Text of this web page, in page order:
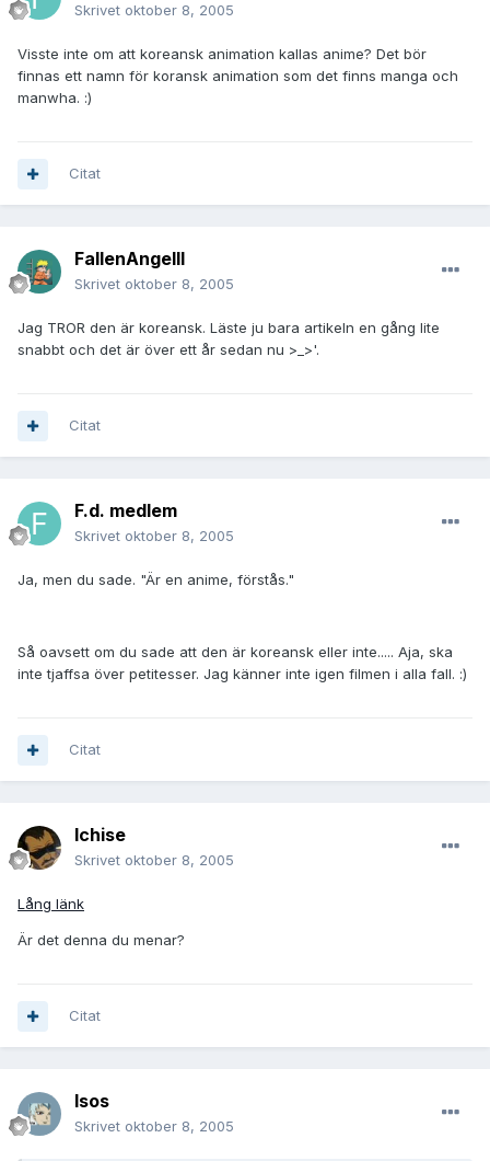
Skrivet oktober 8, 2005
Visste inte om att koreansk animation kallas anime? Det bör
finnas ett namn för koransk animation som det finns manga och
manwha. :)
Citat
FallenAngelII
Skrivet oktober 8, 2005
Jag TROR den är koreansk. Läste ju bara artikeln en gång lite
snabbt och det är över ett år sedan nu >_>'.
Citat
F.d. medlem
Skrivet oktober 8, 2005
Ja, men du sade. "Är en anime, förstås."
Så oavsett om du sade att den är koreansk eller inte..... Aja, ska
inte tjaffsa över petitesser. Jag känner inte igen filmen i alla fall. :)
Citat
Ichise
Skrivet oktober 8, 2005
Lång länk
Är det denna du menar?
Citat
Isos
Skrivet oktober 8, 2005